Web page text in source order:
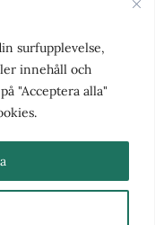
surfupplevelse,
innehåll och
"Acceptera alla"
på nätet. Med
blick för det större
kanal för nyheter,
grundades 1988 och